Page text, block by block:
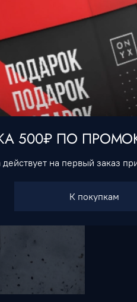
Этот
500₽ ПО
действует на первый заказ
К покупкам